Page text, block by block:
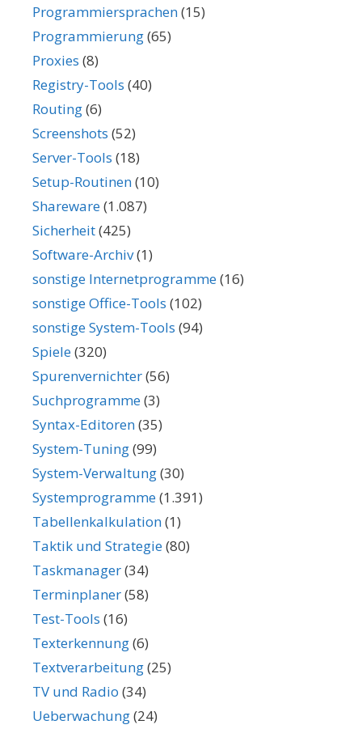
Programmiersprachen(15)
Programmierung(65)
Proxies (8)
Registry-Tools (40)
Routing(6)
Screenshots (52)
Server-Tools (18)
Setup-Routinen(10)
Shareware(1.087)
Sicherheit(425)
Software-Archiv(1)
sonstige Internetprogramme(16)
sonstige Office-Tools (102)
sonstige System-Tools (94)
Spiele(320)
Spurenvernichter(56)
Suchprogramme(3)
Syntax-Editoren(35)
System-Tuning(99)
System-Verwaltung(30)
Systemprogramme(1.391)
Tabellenkalkulation(1)
Taktik und Strategie(80)
Taskmanager(34)
Terminplaner(58)
Test-Tools (16)
Texterkennung(6)
Textverarbeitung(25)
TV und Radio (34)
Ueberwachung(24)